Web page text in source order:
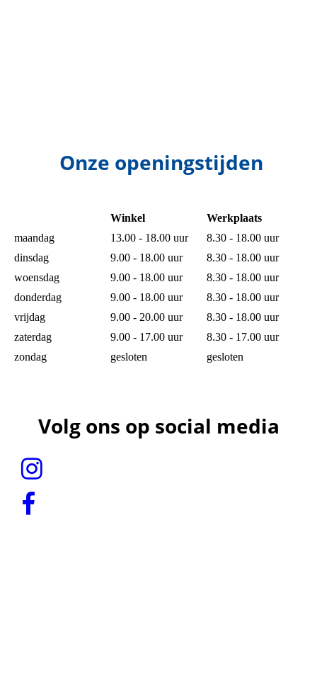
Onze openingstijden
Winkel
Werkplaats
maandag
13.00 - 18.00 uur
8.30 - 18.00 uur
dinsdag
9.00 - 18.00 uur
8.30 - 18.00 uur
woensdag
9.00 - 18.00 uur
8.30 - 18.00 uur
donderdag
9.00 - 18.00 uur
8.30 - 18.00 uur
vrijdag
9.00 - 20.00 uur
8.30 - 18.00 uur
zaterdag
9.00 - 17.00 uur
8.30 - 17.00 uur
zondag
gesloten gesloten
Volg ons op social media